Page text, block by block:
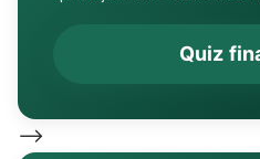
Quiz
-->